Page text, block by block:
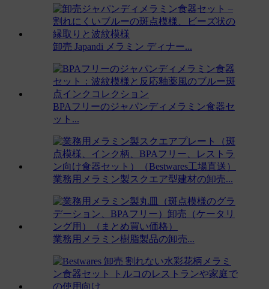
卸売 Japandi メラミン ディナー...
BPAフリーのジャパンディメラミン食器セ
ット...
業務用メラミン製スクエア型建材の卸売...
業務用メラミン樹脂製品の卸売...